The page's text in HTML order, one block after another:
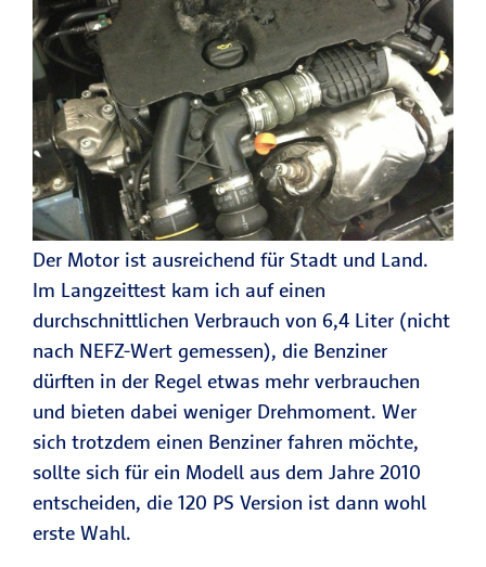
Der Motor ist ausreichend für Stadt und Land.
Im Langzeittest kam ich auf einen
durchschnittlichen Verbrauch von 6,4 Liter (nicht
nach NEFZ-Wert gemessen), die Benziner
dürften in der Regel etwas mehr verbrauchen
und bieten dabei weniger Drehmoment. Wer
sich trotzdem einen Benziner fahren möchte,
sollte sich für ein Modell aus dem Jahre 2010
entscheiden, die 120 PS Version ist dann wohl
erste Wahl.